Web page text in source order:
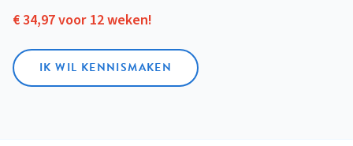
€ 34,97 voor 12 weken!
IK WIL KENNISMAKEN